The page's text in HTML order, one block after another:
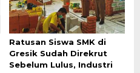
Ratusan Siswa SMK di
Gresik Sudah Direkrut
Sebelum Lulus, Industri